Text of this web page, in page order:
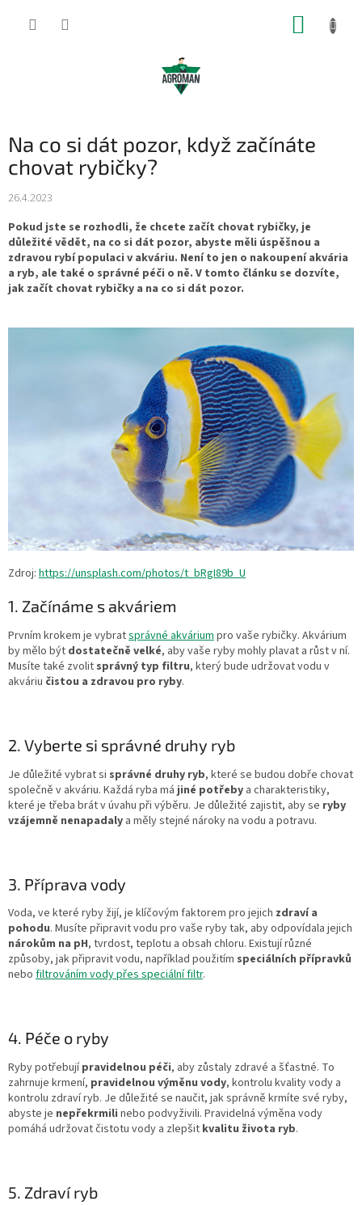
Na co si dát pozor, když začínáte
chovat rybičky?
26.4.2023
Pokud jste se rozhodli, že chcete začít chovat rybičky, je
důležité vědět, na co si dát pozor, abyste měli úspěšnou a
zdravou rybí populaci v akváriu. Není to jen o nakoupení akvária
a ryb, ale také o správné péči o ně. V tomto článku se dozvíte,
jak začít chovat rybičky a na co si dát pozor.
Zdroj: https://unsplash.com/photos/t_bRgI89b_U
1. Začínáme s akváriem
Prvním krokem je vybratsprávné akvárium pro vaše rybičky. Akvárium
by mělo být dostatečně velké, aby vaše ryby mohly plavat a růst v ní.
Musíte také zvolit správný typ filtru, který bude udržovat vodu v
akváriu čistou a zdravou pro ryby.
2. Vyberte si správné druhy ryb
Je důležité vybrat si správné druhy ryb, které se budou dobře chovat
společně v akváriu. Každá ryba má jiné potřeby a charakteristiky,
které je třeba brát v úvahu při výběru. Je důležité zajistit, aby se ryby
vzájemně nenapadaly a měly stejné nároky na vodu a potravu.
3. Příprava vody
Voda, ve které ryby žijí, je klíčovým faktorem pro jejich zdraví a
pohodu. Musíte připravit vodu pro vaše ryby tak, aby odpovídala jejich
nárokům na pH, tvrdost, teplotu a obsah chloru. Existují různé
způsoby, jak připravit vodu, například použitím speciálních přípravků
nebo filtrováním vody přes speciální filtr.
4. Péče o ryby
Ryby potřebujípravidelnou péči, aby zůstaly zdravé a šťastné. To
zahrnuje krmení, pravidelnou výměnu vody, kontrolu kvality vody a
kontrolu zdraví ryb. Je důležité se naučit, jak správně krmíte své ryby,
abyste je nepřekrmili nebo podvyživili. Pravidelná výměna vody
pomáhá udržovat čistotu vody a zlepšit kvalitu života ryb.
5. Zdraví ryb